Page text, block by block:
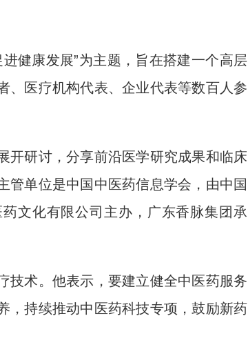
健康发展”为主题，旨在搭建一个高层
、医疗机构代表、企业代表等数百人参
研讨，分享前沿医学研究成果和临床
管单位是中国中医药信息学会，由中国
文化有限公司主办，广东香脉集团承
术。他表示，要建立健全中医药服务
，持续推动中医药科技专项，鼓励新药